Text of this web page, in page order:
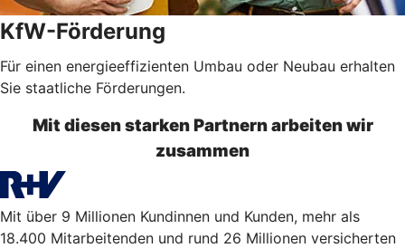
KfW-Förderung
Für einen energieeffizienten Umbau oder Neubau erhalten
Sie staatliche Förderungen.
Mit diesen starken Partnern arbeiten wir
zusammen
Mit über 9 Millionen Kundinnen und Kunden, mehr als
18.400 Mitarbeitenden und rund 26 Millionen versicherten